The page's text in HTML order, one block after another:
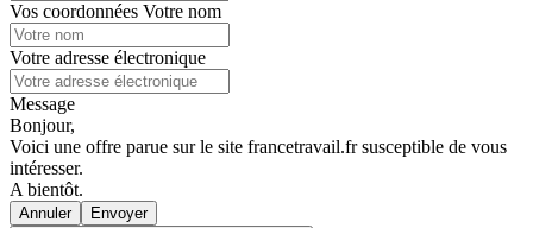
Vos coordonnées Votre nom
Votre adresse électronique
Message
Bonjour,
Voici une offre parue sur le site francetravail.fr susceptible de vous
intéresser.
A bientôt.
Annuler